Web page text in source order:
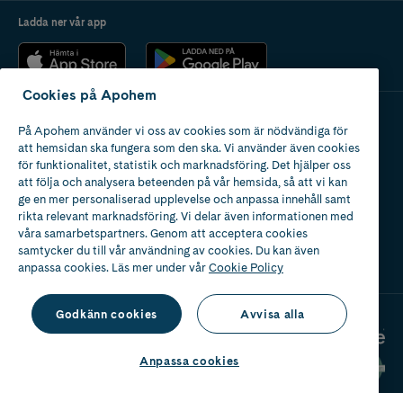
Ladda ner vår app
Apotek med tillstånd
av Läkemedelsverket
Cookies på Apohem
På Apohem använder vi oss av cookies som är nödvändiga för
att hemsidan ska fungera som den ska. Vi använder även cookies
för funktionalitet, statistik och marknadsföring. Det hjälper oss
att följa och analysera beteenden på vår hemsida, så att vi kan
ge en mer personaliserad upplevelse och anpassa innehåll samt
rikta relevant marknadsföring. Vi delar även informationen med
våra samarbetspartners. Genom att acceptera cookies
samtycker du till vår användning av cookies. Du kan även
anpassa cookies. Läs mer under vårCookie Policy
Godkänn cookies Avvisa alla
Anpassa cookies